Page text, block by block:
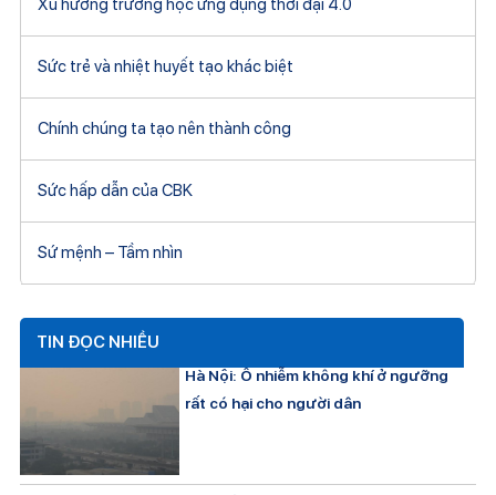
Xu hướng trường học ứng dụng thời đại 4.0
Sức trẻ và nhiệt huyết tạo khác biệt
Chính chúng ta tạo nên thành công
Sức hấp dẫn của CBK
Sứ mệnh – Tầm nhìn
TIN ĐỌC NHIỀU
Hà Nội: Ô nhiễm không khí ở ngưỡng
rất có hại cho người dân